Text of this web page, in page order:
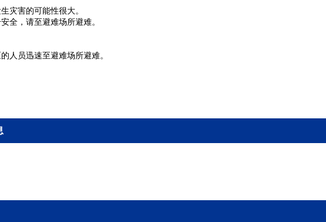
灾害的可能性很大。
全，请至避难场所避难。
人员迅速至避难场所避难。